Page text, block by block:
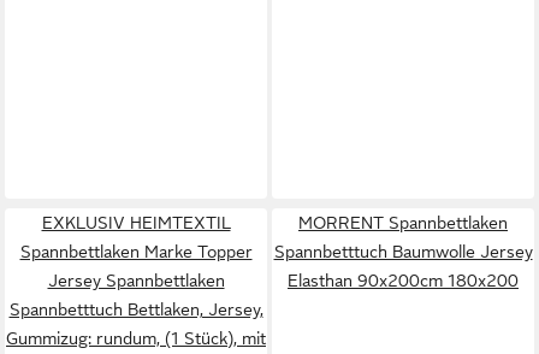
EXKLUSIV HEIMTEXTIL
Spannbettlaken Marke Topper
Jersey Spannbettlaken
Spannbetttuch Bettlaken, Jersey,
Gummizug: rundum, (1 Stück), mit
MORRENT Spannbettlaken
Spannbetttuch Baumwolle Jersey
Elasthan 90x200cm 180x200